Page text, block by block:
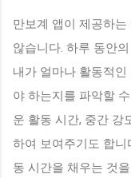
만보계 앱이 제공하
않습니다. 하루 동안
내가 얼마나 활동적
야 하는지를 파악할
운 활동 시간, 중간 강
하여 보여주기도 합
동 시간을 채우는 것